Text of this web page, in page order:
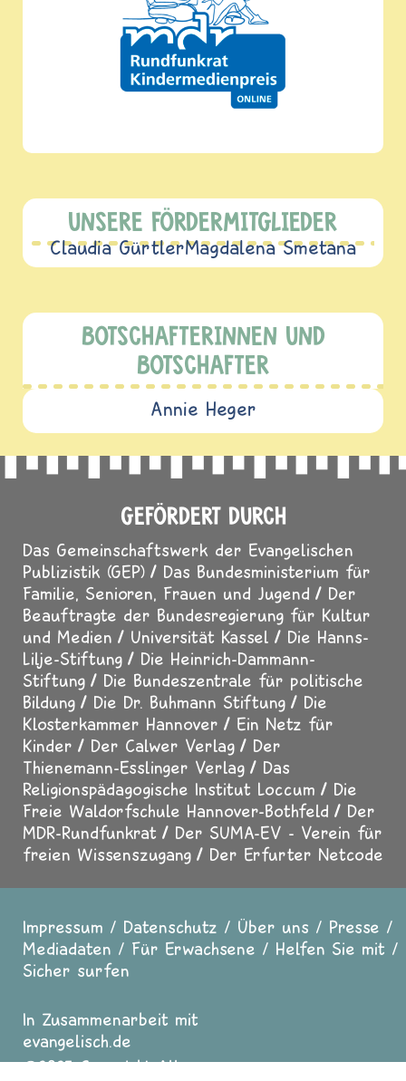
UNSERE FÖRDERMITGLIEDER
Claudia GürtlerMagdalena Smetana
BOTSCHAFTERINNEN UND
BOTSCHAFTER
Annie Heger
GEFÖRDERT DURCH
Das Gemeinschaftswerk der Evangelischen
Publizistik (GEP)
Das Bundesministerium für
Familie, Senioren, Frauen und Jugend
Der
Beauftragte der Bundesregierung für Kultur
und Medien
Universität Kassel
Die Hanns-
Lilje-Stiftung
Die Heinrich-Dammann-
Stiftung
Die Bundeszentrale für politische
Bildung
Die Dr. Buhmann Stiftung
Die
Klosterkammer Hannover
Ein Netz für
Kinder
Der Calwer Verlag
Der
Thienemann-Esslinger Verlag
Das
Religionspädagogische Institut Loccum
Die
Freie Waldorfschule Hannover-Bothfeld
Der
MDR-Rundfunkrat
Der SUMA-EV - Verein für
freien Wissenszugang
Der Erfurter Netcode
Fußzeile
Impressum Datenschutz Über uns
Presse
Mediadaten
Für Erwachsene
Helfen Sie mit
Sicher surfen
In Zusammenarbeit mit
evangelisch.de
2025 Copyright All